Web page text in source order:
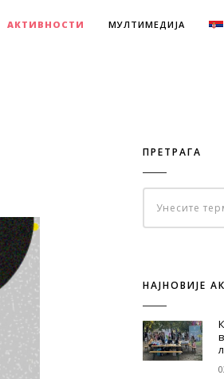
АКТИВНОСТИ МУЛТИМЕДИЈА
ПРЕТРАГА
НАЈНОВИЈЕ